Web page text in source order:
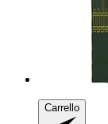
Carrello